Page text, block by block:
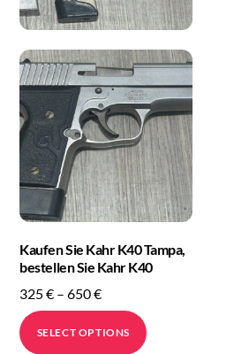
Kaufen Sie Kahr K40 Tampa,
bestellen Sie Kahr K40
325€ – 650€Price
range:
325 €
SELECT OPTIONS
product